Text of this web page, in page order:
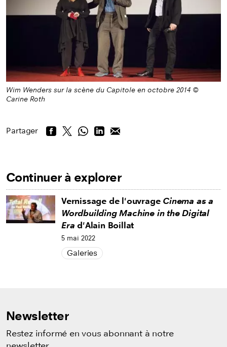
Wim Wenders sur la scène du Capitole en octobre 2014 ©
Carine Roth
Partager
Continuer à explorer
Vernissage de l'ouvrage Cinema as a
Wordbuilding Machine in the Digital
Era d'Alain Boillat
5 mai 2022
Galeries
Newsletter
Restez informé en vous abonnant à notre